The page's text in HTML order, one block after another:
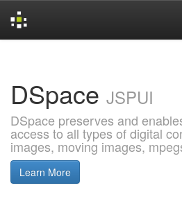
DSpace JSPUI
DSpace preserves and
access to all types of digital
images, moving images,
Learn More